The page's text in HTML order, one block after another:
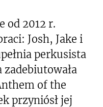
od 2012 r.
Josh, Jake i
perkusista
zadebiutowała
of the
przyniósł jej